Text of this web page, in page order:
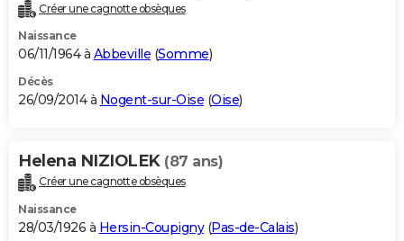
Créer une cagnotte obsèques
Naissance
06/11/1964 à Abbeville (Somme)
Décès
26/09/2014 à Nogent-sur-Oise (Oise)
Helena NIZIOLEK (87 ans)
Créer une cagnotte obsèques
Naissance
28/03/1926 à Hersin-Coupigny(Pas-de-Calais)